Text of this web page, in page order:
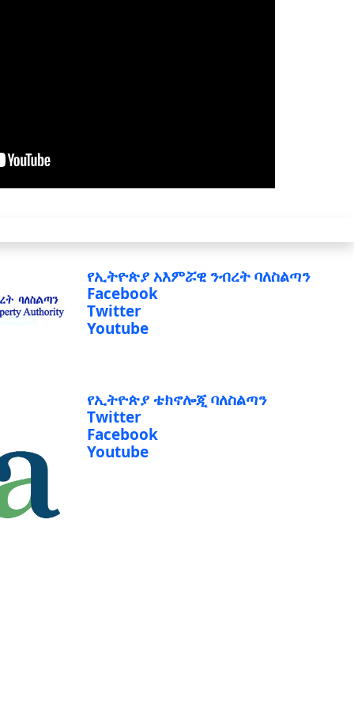
የኢትዮጵያ አእምሯዊ ንብረት ባለስልጣን
Facebook
Twitter
Youtube
የኢትዮጵያ ቴክኖሎጂ ባለስልጣን
Twitter
Facebook
Youtube